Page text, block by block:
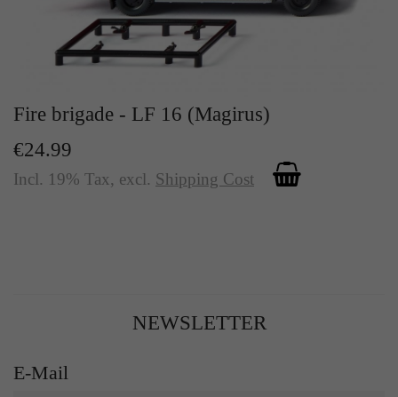
Fire brigade - LF 16 (Magirus)
€24.99
Incl. 19% Tax, excl. Shipping Cost
NEWSLETTER
E-Mail